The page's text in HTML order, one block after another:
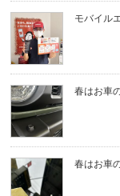
モバイル
春はお車
春はお車